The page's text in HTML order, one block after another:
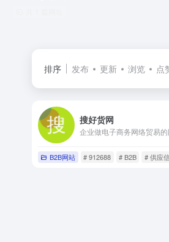
排序 发布 更新 浏览 点
搜好货网
企业做电子商务网络贸易的
B2B网站 # 912688 # B2B # 供应